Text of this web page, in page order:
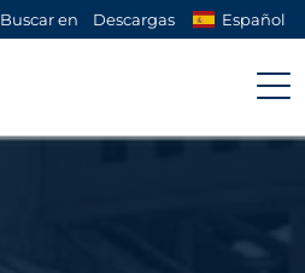
Buscar en Descargas Español